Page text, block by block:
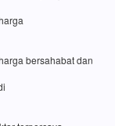
bersahabat dan